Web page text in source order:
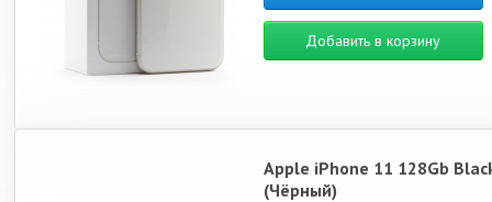
iPhone 15 Pro iPhone 15 Pro Max
Добавить в корзину
Apple iPhone 11 128Gb
(Чёрный)